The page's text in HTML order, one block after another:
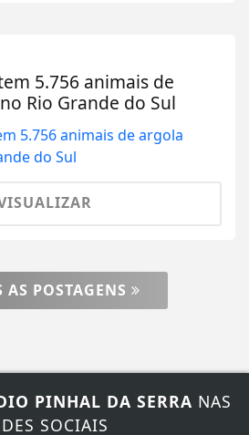
5.756 animais de
Rio Grande do Sul
AS POSTAGENS
PINHAL DA SERRA NAS
SOCIAIS